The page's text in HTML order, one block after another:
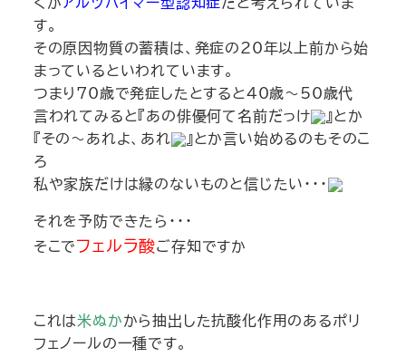
す。
その原因物質の蓄積は、発症の20年以上前から始
まっているといわれています。
つまり70歳で発症したとすると40歳～50歳代
言われてみると『あの俳優何て名前だっけ
』とか
『その～あれよ、あれ
』とか言い始めるのもそのこ
ろ
私や家族だけは縁のないものと信じたい・・・
それを予防できたら・・・
そこでフェルラ酸ご存知ですか
これは米ぬかから抽出した抗酸化作用のあるポリ
フェノールの一種です。